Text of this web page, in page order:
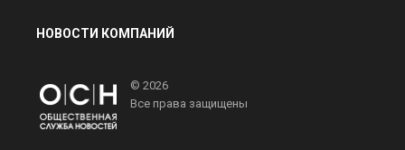
НОВОСТИ КОМПАНИЙ
© 2026
Все права защищены